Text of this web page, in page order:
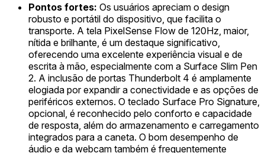
Pontos fortes: Os usuários apreciam o design
robusto e portátil do dispositivo, que facilita o
transporte. A tela PixelSense Flow de 120Hz, maior,
nítida e brilhante, é um destaque significativo,
oferecendo uma excelente experiência visual e de
escrita à mão, especialmente com a Surface Slim Pen
2. A inclusão de portas Thunderbolt 4 é amplamente
elogiada por expandir a conectividade e as opções de
periféricos externos. O teclado Surface Pro Signature,
opcional, é reconhecido pelo conforto e capacidade
de resposta, além do armazenamento e carregamento
integrados para a caneta. O bom desempenho de
áudio e da webcam também é frequentemente